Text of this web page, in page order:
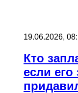
19.06.2026,
Кто
если